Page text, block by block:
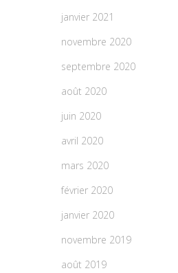
janvier 2021
novembre 2020
septembre 2020
août 2020
juin 2020
avril 2020
mars 2020
février 2020
janvier 2020
novembre 2019
août 2019